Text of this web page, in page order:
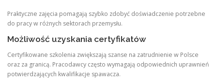
Praktyczne zajęcia pomagają szybko zdobyć doświadczenie potrzebne
do pracy w różnych sektorach przemysłu.
Możliwość uzyskania certyfikatów
Certyfikowane szkolenia zwiększają szanse na zatrudnienie w Polsce
oraz za granicą. Pracodawcy często wymagają odpowiednich uprawnień
potwierdzających kwalifikacje spawacza.